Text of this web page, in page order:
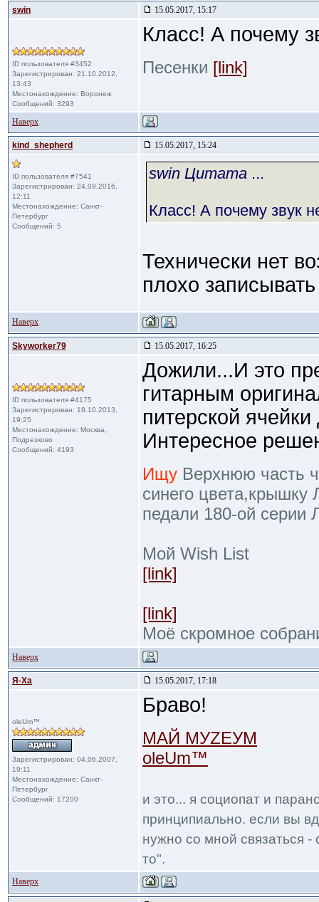
swin 15.05.2017, 15:17
ID пользователя #3452
Зарегистрирован: 21.10.2012,
13:43
Местонахождение: Воронеж
Сообщений: 3293
Класс! А почему
Песенки [link]
Наверх
kind_shepherd 15.05.2017, 15:24
ID пользователя #7541
Зарегистрирован: 24.09.2016,
12:11
Местонахождение: Санкт-
Петербург
Сообщений: 5
swin Цитата ...
Класс! А почему звук
Технически нет
плохо
Наверх
Skyworker79 15.05.2017, 16:25
ID пользователя #4175
Зарегистрирован: 18.10.2013,
19:25
Местонахождение: Москва,
Подрезково
Сообщений: 4193
Дожили...И это
гитарным
питерской ячейки
Интересное
Ищу Верхнюю часть
синего
педали 180-ой серии
Мой Wish List
[link]
[link]
Моё скромное
Наверх
Я-Ха 15.05.2017, 17:18
oleUm™
Зарегистрирован: 04.06.2007,
19:11
Местонахождение: Санкт-
Петербург
Сообщений: 17200
Браво!
МАЙ МУZЕУМ
oleUm™
и это... я социопат и
принципиально. если вы
нужно со мной связаться
то".
Наверх